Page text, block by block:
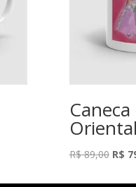
R$89,00 O
R$